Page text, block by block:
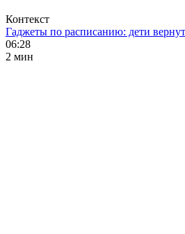
Контекст
Гаджеты по расписанию: дети
06:28
2 мин